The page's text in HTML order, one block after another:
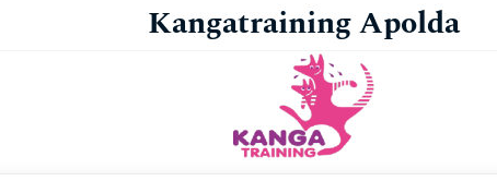
Kangatraining Apolda